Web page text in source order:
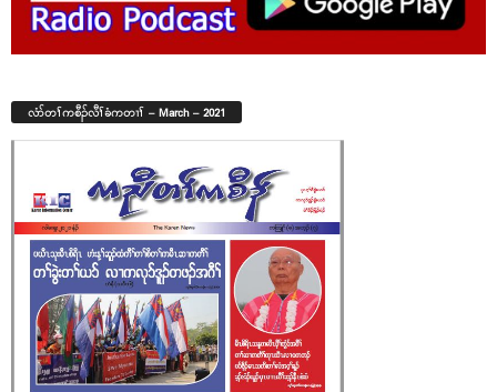
လံာ်တၢ်ကစီၣ်လီၢ်ခံကတၢၢ် – March – 2021